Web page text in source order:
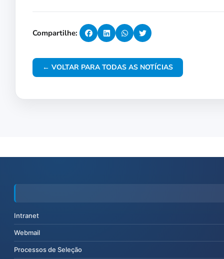
Compartilhe:
← VOLTAR PARA TODAS AS NOTÍCIAS
Intranet
Webmail
Processos de Seleção